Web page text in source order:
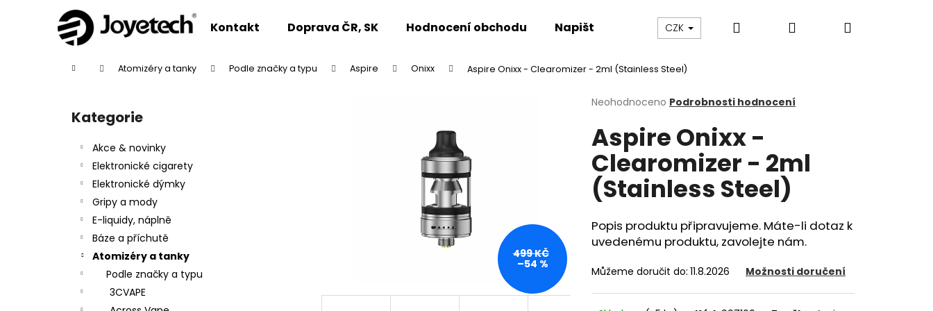
Kontakt Doprava ČR, SK Hodnocení obchodu Napište nám Sledování zásilek Obchodní podmínky
CZK Hledat PřihlášeníNákupní
Domů Atomizéry a tanky Podle značky a typu Aspire Onixx Aspire Onixx - Clearomizer - 2ml (Stainless Steel)
Přeskočit
kategorie
Kategorie
Akce & novinky
Elektronické cigarety
Elektronické dýmky
Gripy a mody
E-liquidy, náplně
Báze a příchutě
Atomizéry a tanky
Podle značky a typu
3CVAPE
Průměrné
produktu
je
0,0
z
5
hvězdiček.
Neohodnoceno Podrobnosti hodnocení
Aspire Onixx -
Clearomizer - 2ml
(Stainless Steel)
Popis produktu připravujeme. Máte-li dotaz k
uvedenému produktu, zavolejte nám.
Můžeme doručit do: 11.8.2026 Možnosti doručení
499 KČ
–54 %
Zpět
Zpět
Co potřebujete najít?
Doporučujeme